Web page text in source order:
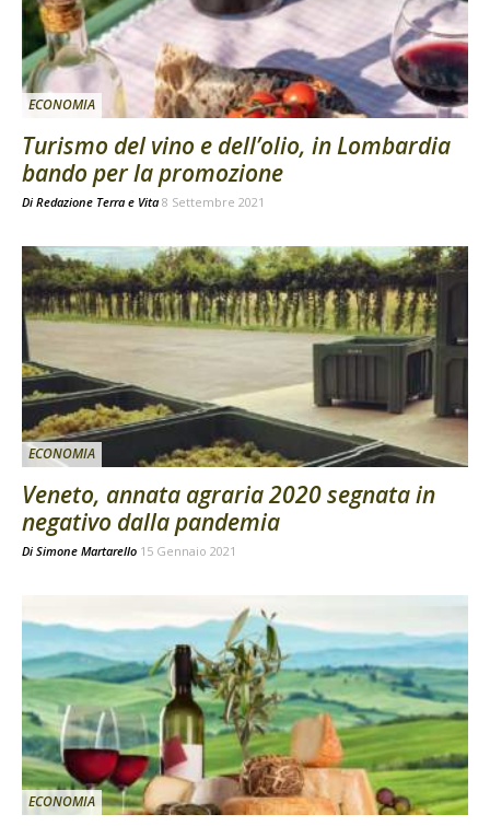
ECONOMIA
Turismo del vino e dell’olio, in Lombardia
bando per la promozione
Di Redazione Terra e Vita 8 Settembre 2021
ECONOMIA
Veneto, annata agraria 2020 segnata in
negativo dalla pandemia
Di Simone Martarello 15 Gennaio 2021
ECONOMIA